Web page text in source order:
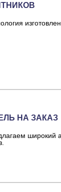
НА ЗАКАЗ
широкий